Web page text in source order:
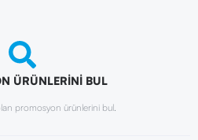
ÜRÜNLERİNİ BUL
promosyon ürünlerini bul.